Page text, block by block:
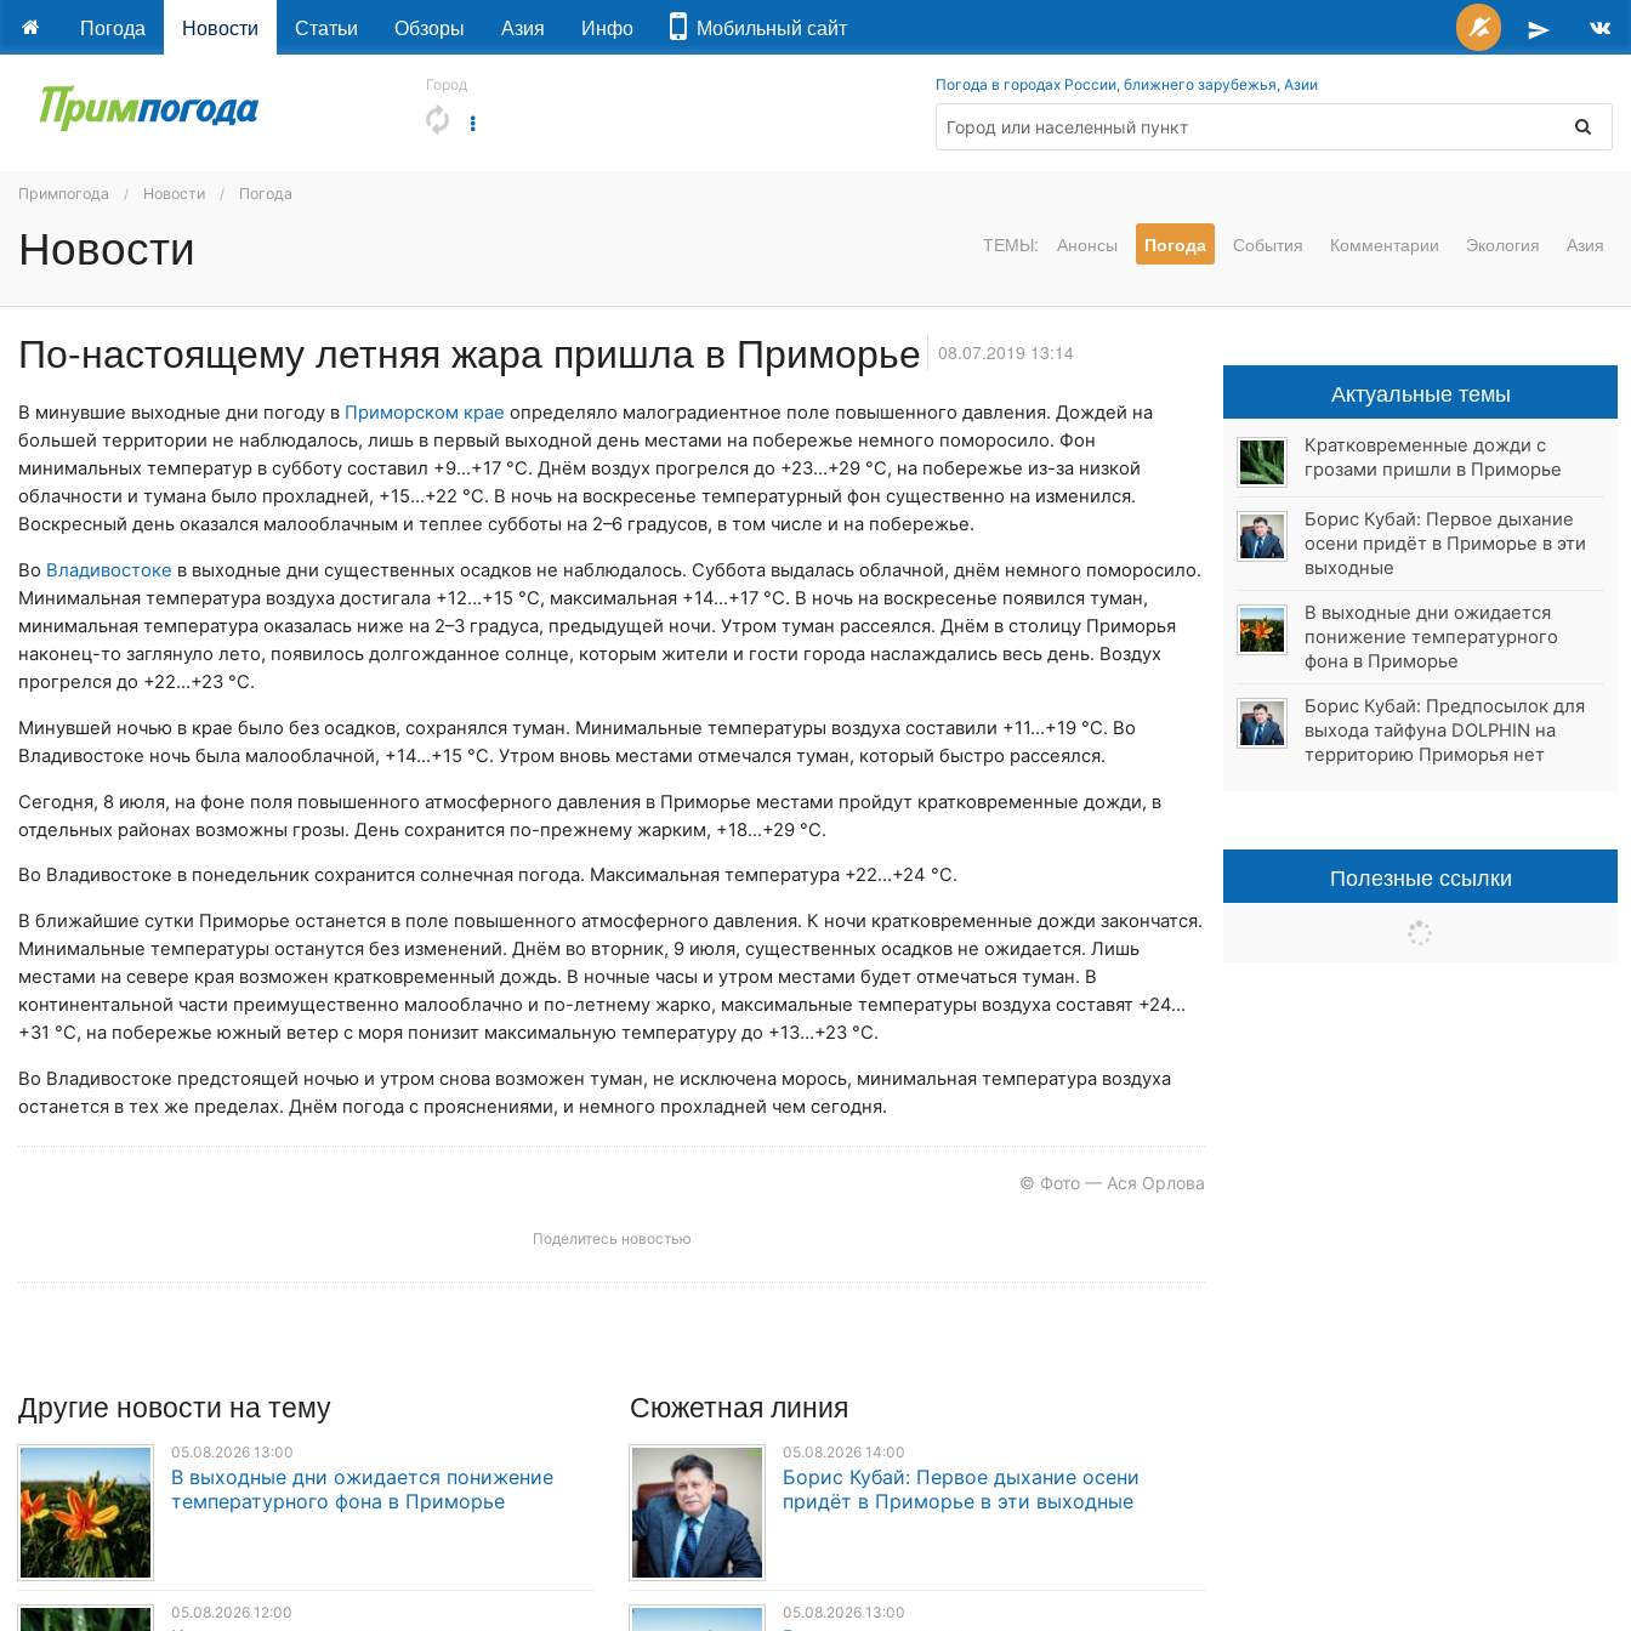
Погода Новости Статьи Обзоры Азия Инфо Мобильный сайт
Город Погода в городах России, ближнего зарубежья, Азии
Примпогода Новости Погода
Новости ТЕМЫ: Анонсы Погода События Комментарии Экология Азия
По-настоящему летняя жара пришла в Приморье 08.07.2019 13:14
В минувшие выходные дни погоду в Приморском крае определяло малоградиентное поле повышенного давления. Дождей на
большей территории не наблюдалось, лишь в первый выходной день местами на побережье немного поморосило. Фон
минимальных температур в субботу составил +9…+17 °C. Днём воздух прогрелся до +23…+29 °C, на побережье из-за низкой
облачности и тумана было прохладней, +15…+22 °C. В ночь на воскресенье температурный фон существенно на изменился.
Воскресный день оказался малооблачным и теплее субботы на 2–6 градусов, в том числе и на побережье.
Во Владивостоке в выходные дни существенных осадков не наблюдалось. Суббота выдалась облачной, днём немного поморосило.
Минимальная температура воздуха достигала +12…+15 °C, максимальная +14…+17 °C. В ночь на воскресенье появился туман,
минимальная температура оказалась ниже на 2–3 градуса, предыдущей ночи. Утром туман рассеялся. Днём в столицу Приморья
наконец-то заглянуло лето, появилось долгожданное солнце, которым жители и гости города наслаждались весь день. Воздух
прогрелся до +22…+23 °C.
Минувшей ночью в крае было без осадков, сохранялся туман. Минимальные температуры воздуха составили +11…+19 °C. Во
Владивостоке ночь была малооблачной, +14…+15 °C. Утром вновь местами отмечался туман, который быстро рассеялся.
Сегодня, 8 июля, на фоне поля повышенного атмосферного давления в Приморье местами пройдут кратковременные дожди, в
отдельных районах возможны грозы. День сохранится по-прежнему жарким, +18…+29 °C.
Во Владивостоке в понедельник сохранится солнечная погода. Максимальная температура +22…+24 °C.
В ближайшие сутки Приморье останется в поле повышенного атмосферного давления. К ночи кратковременные дожди закончатся.
Минимальные температуры останутся без изменений. Днём во вторник, 9 июля, существенных осадков не ожидается. Лишь
местами на севере края возможен кратковременный дождь. В ночные часы и утром местами будет отмечаться туман. В
континентальной части преимущественно малооблачно и по-летнему жарко, максимальные температуры воздуха составят +24…
+31 °C, на побережье южный ветер с моря понизит максимальную температуру до +13…+23 °C.
Во Владивостоке предстоящей ночью и утром снова возможен туман, не исключена морось, минимальная температура воздуха
останется в тех же пределах. Днём погода с прояснениями, и немного прохладней чем сегодня.
© Фото — Ася Орлова
Поделитесь новостью
Другие новости на тему
05.08.2026 13:00
В выходные дни ожидается понижение
температурного фона в Приморье
05.08.2026 12:00
Сюжетная линия
05.08.2026 14:00
Борис Кубай: Первое дыхание осени
придёт в Приморье в эти выходные
05.08.2026 13:00
Актуальные темы
Кратковременные дожди с
грозами пришли в Приморье
Борис Кубай: Первое дыхание
осени придёт в Приморье в эти
выходные
В выходные дни ожидается
понижение температурного
фона в Приморье
Борис Кубай: Предпосылок для
выхода тайфуна DOLPHIN на
территорию Приморья нет
Полезные ссылки